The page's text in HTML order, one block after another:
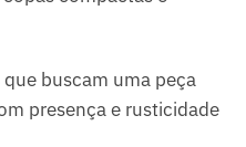
buscam uma peça
presença e rusticidade